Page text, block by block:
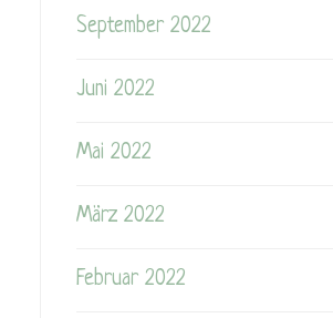
September 2022
Juni 2022
Mai 2022
März 2022
Februar 2022